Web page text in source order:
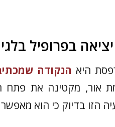
היא הנקודה
אור, מקטינה את פתח
הזו בדיוק כי הוא מאפשר